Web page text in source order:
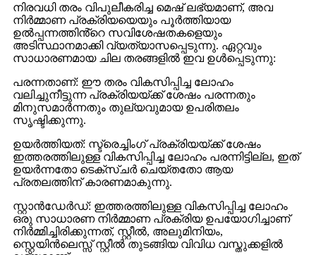
നിരവധി തരം വിപുലീകരിച്ച മെഷ് ലഭ്യമാണ്, അവ
നിർമ്മാണ പ്രക്രിയയെയും പൂർത്തിയായ
ഉൽപ്പന്നത്തിൻ്റെ സവിശേഷതകളെയും
അടിസ്ഥാനമാക്കി വ്യത്യാസപ്പെടുന്നു. ഏറ്റവും
സാധാരണമായ ചില തരങ്ങളിൽ ഇവ ഉൾപ്പെടുന്നു:
പരന്നതാണ്: ഈ തരം വികസിപ്പിച്ച ലോഹം
വലിച്ചുനീട്ടുന്ന പ്രക്രിയയ്ക്ക് ശേഷം പരന്നതും
മിനുസമാർന്നതും തുല്യവുമായ ഉപരിതലം
സൃഷ്ടിക്കുന്നു.
ഉയർത്തിയത്: സ്ട്രെച്ചിംഗ് പ്രക്രിയയ്ക്ക് ശേഷം
ഇത്തരത്തിലുള്ള വികസിപ്പിച്ച ലോഹം പരന്നിട്ടില്ല, ഇത്
ഉയർന്നതോ ടെക്സ്ചർ ചെയ്തതോ ആയ
പ്രതലത്തിന് കാരണമാകുന്നു.
സ്റ്റാൻഡേർഡ്: ഇത്തരത്തിലുള്ള വികസിപ്പിച്ച ലോഹം
ഒരു സാധാരണ നിർമ്മാണ പ്രക്രിയ ഉപയോഗിച്ചാണ്
നിർമ്മിച്ചിരിക്കുന്നത്, സ്റ്റീൽ, അലുമിനിയം,
സ്റ്റെയിൻലെസ്സ് സ്റ്റീൽ തുടങ്ങിയ വിവിധ വസ്തുക്കളിൽ